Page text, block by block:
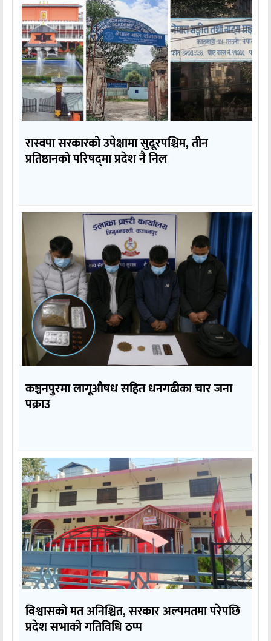
रास्वपा सरकारको उपेक्षामा सुदूरपश्चिम, तीन
प्रतिष्ठानको परिषद्‌मा प्रदेश नै निल
कञ्चनपुरमा लागूऔषध सहित धनगढीका चार जना
पक्राउ
विश्वासको मत अनिश्चित, सरकार अल्पमतमा परेपछि
प्रदेश सभाको गतिविधि ठप्प